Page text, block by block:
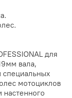
для
вала,
специальных
мотоциклов